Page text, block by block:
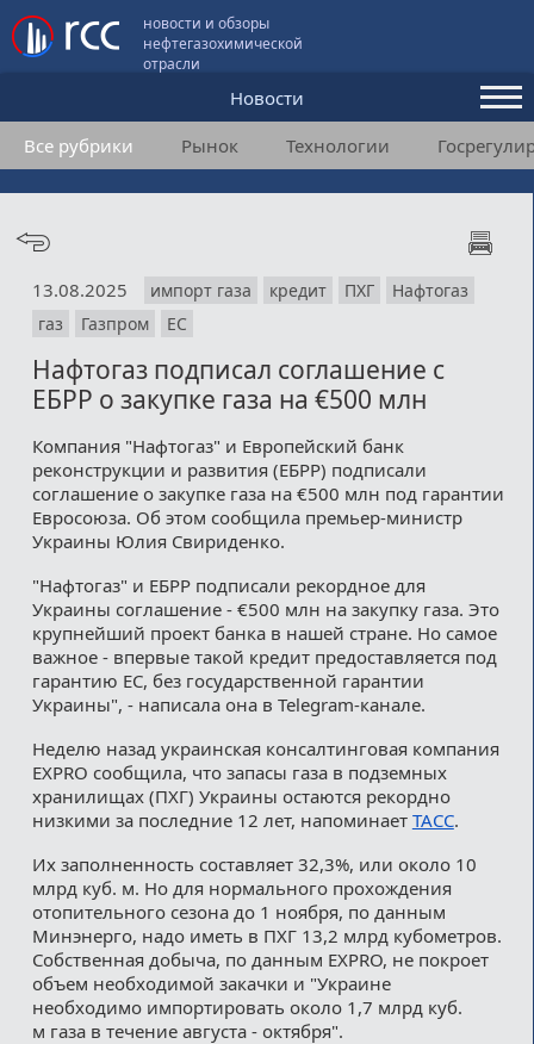
новости и обзоры
нефтегазохимической
отрасли
Новости
Аналитика и мнения
Конференции
Подписка
Пользовательское соглашение
Медиакит
Контакты
Все рубрики Рынок Технологии
13.08.2025 импорт газа кредит ПХГ
Нафтогаз
газ
Газпром ЕС
Нафтогаз подписал соглашение с
ЕБРР о закупке газа на €500 млн
Компания "Нафтогаз" и Европейский банк
реконструкции и развития (ЕБРР) подписали
соглашение о закупке газа на €500 млн под гарантии
Евросоюза. Об этом сообщила премьер-министр
Украины Юлия Свириденко.
"Нафтогаз" и ЕБРР подписали рекордное для
Украины соглашение - €500 млн на закупку газа. Это
крупнейший проект банка в нашей стране. Но самое
важное - впервые такой кредит предоставляется под
гарантию ЕС, без государственной гарантии
Украины", - написала она в Telegram-канале.
Неделю назад украинская консалтинговая компания
EXPRO сообщила, что запасы газа в подземных
хранилищах (ПХГ) Украины остаются рекордно
низкими за последние 12 лет, напоминает ТАСС.
Их заполненность составляет 32,3%, или около 10
млрд куб. м. Но для нормального прохождения
отопительного сезона до 1 ноября, по данным
Минэнерго, надо иметь в ПХГ 13,2 млрд кубометров.
Собственная добыча, по данным EXPRO, не покроет
объем необходимой закачки и "Украине
необходимо импортировать около 1,7 млрд куб.
м газа в течение августа - октября".